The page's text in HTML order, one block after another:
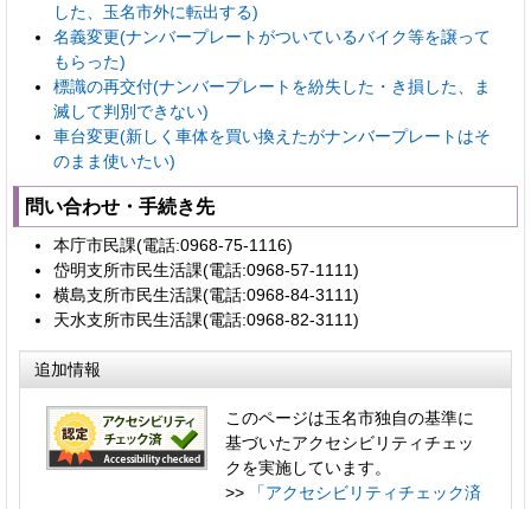
した、玉名市外に転出する)
名義変更(ナンバープレートがついているバイク等を譲って
もらった)
標識の再交付(ナンバープレートを紛失した・き損した、ま
滅して判別できない)
車台変更(新しく車体を買い換えたがナンバープレートはそ
のまま使いたい)
問い合わせ・手続き先
本庁市民課(電話:0968-75-1116)
岱明支所市民生活課(電話:0968-57-1111)
横島支所市民生活課(電話:0968-84-3111)
天水支所市民生活課(電話:0968-82-3111)
追加情報
このページは玉名市独自の基準に
基づいたアクセシビリティチェッ
クを実施しています。
>>
「アクセシビリティチェック済